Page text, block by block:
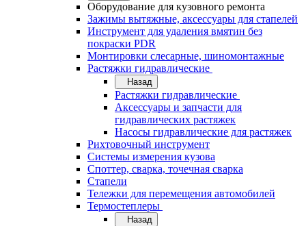
Оборудование для кузовного ремонта
Зажимы вытяжные, аксессуары для стапелей
Инструмент для удаления вмятин без
покраски PDR
Монтировки слесарные, шиномонтажные
Растяжки гидравлические
Назад
Растяжки гидравлические
Аксессуары и запчасти для
гидравлических растяжек
Насосы гидравлические для растяжек
Рихтовочный инструмент
Системы измерения кузова
Споттер, сварка, точечная сварка
Стапели
Тележки для перемещения автомобилей
Термостеплеры
Назад